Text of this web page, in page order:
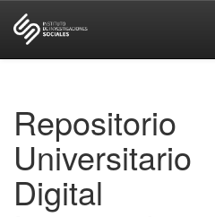
Repositorio
Universitario
Digital